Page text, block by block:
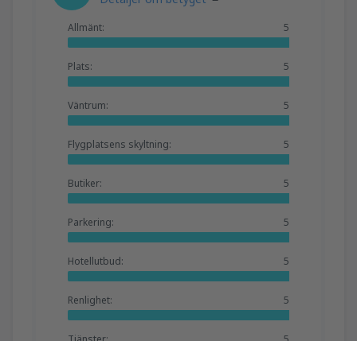
Allmänt: 5
Plats: 5
Väntrum: 5
Flygplatsens skyltning: 5
Butiker: 5
Parkering: 5
Hotellutbud: 5
Renlighet: 5